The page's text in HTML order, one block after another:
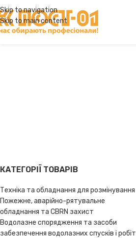
Skip to navigation
Skip to main content
КАТЕГОРІЇ ТОВАРІВ
Техніка та обладнання для розмінування
Пожежне, аварійно-рятувальне
обладнання та CBRN захист
Водолазне спорядження та засоби
забезпечення водолазних спусків і робіт